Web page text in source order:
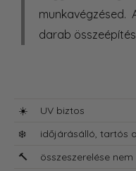
munkavégzésed.
darab
☀️
UV biztos
❄️
időjárásálló, tartós
🔨
összeszerelése